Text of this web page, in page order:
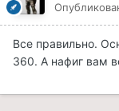
Все правильно.
360. А нафиг вам